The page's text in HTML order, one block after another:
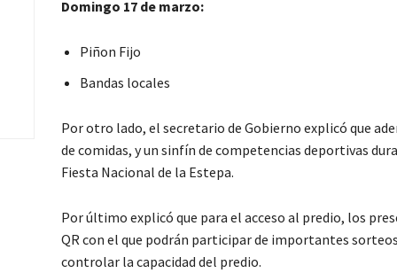
Domingo 17 de marzo:
Piñon Fijo
Bandas locales
Por otro lado, el secretario de Gobierno explicó que
de comidas, y un sinfín de competencias deportivas
Fiesta Nacional de la Estepa.
Por último explicó que para el acceso al predio, los
QR con el que podrán participar de importantes
controlar la capacidad del predio.